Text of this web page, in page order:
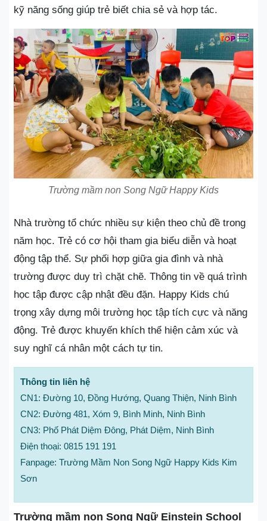
kỹ năng sống giúp trẻ biết chia sẻ và hợp tác.
Trường mầm non Song Ngữ Happy Kids
Nhà trường tổ chức nhiều sự kiện theo chủ đề trong
năm học. Trẻ có cơ hội tham gia biểu diễn và hoạt
động tập thể. Sự phối hợp giữa gia đình và nhà
trường được duy trì chặt chẽ. Thông tin về quá trình
học tập được cập nhật đều đặn. Happy Kids chú
trọng xây dựng môi trường học tập tích cực và năng
động. Trẻ được khuyến khích thể hiện cảm xúc và
suy nghĩ cá nhân một cách tự tin.
Thông tin liên hệ
CN1: Đường 10, Đồng Hướng, Quang Thiện, Ninh Bình
CN2: Đường 481, Xóm 9, Bình Minh, Ninh Bình
CN3: Phố Phát Diệm Đông, Phát Diệm, Ninh Bình
Điện thoại: 0815 191 191
Fanpage: Trường Mầm Non Song Ngữ Happy Kids Kim
Sơn
Trường mầm non Song Ngữ Einstein School